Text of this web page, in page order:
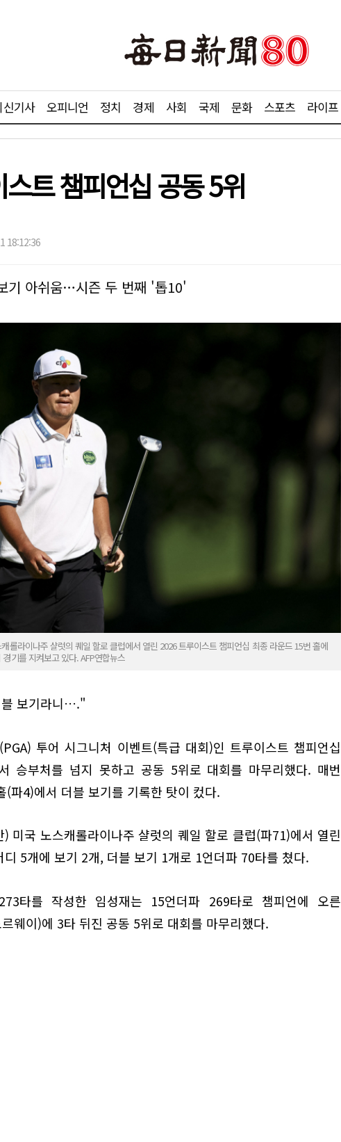
신기사 오피니언 정치 경제 사회 국제 문화 스포츠 라이프
트 챔피언십 공동 5위
18:12:36
기 아쉬움…시즌 두 번째 '톱10'
롤라이나주 샬럿의 퀘일 할로 클럽에서 열린 2026 트루이스트 챔피언십 최종 라운드 15번 홀에
기를 지켜보고 있다. AFP연합뉴스
보기라니…."
투어 시그니처 이벤트(특급 대회)인 트루이스트 챔피언십
승부처를 넘지 못하고 공동 5위로 대회를 마무리했다. 매번
(파4)에서 더블 보기를 기록한 탓이 컸다.
미국 노스캐롤라이나주 샬럿의 퀘일 할로 클럽(파71)에서 열린
5개에 보기 2개, 더블 보기 1개로 1언더파 70타를 쳤다.
타를 작성한 임성재는 15언더파 269타로 챔피언에 오른
웨이)에 3타 뒤진 공동 5위로 대회를 마무리했다.